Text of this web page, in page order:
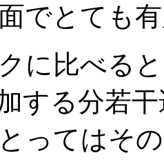
でとても
に比べる
する分若
ってはそ